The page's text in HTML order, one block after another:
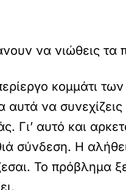
να νιώθεις τα
κομμάτι
αυτά να
Γι’ αυτό και
σύνδεση. Η
Το πρόβλημα